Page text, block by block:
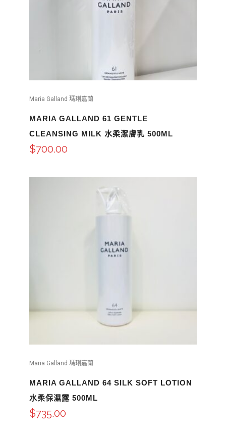
Maria Galland 瑪琍嘉蘭
MARIA GALLAND 61 GENTLE
CLEANSING MILK 水柔潔膚乳 500ML
$700.00
Maria Galland 瑪琍嘉蘭
MARIA GALLAND 64 SILK SOFT LOTION
水柔保濕露 500ML
$735.00